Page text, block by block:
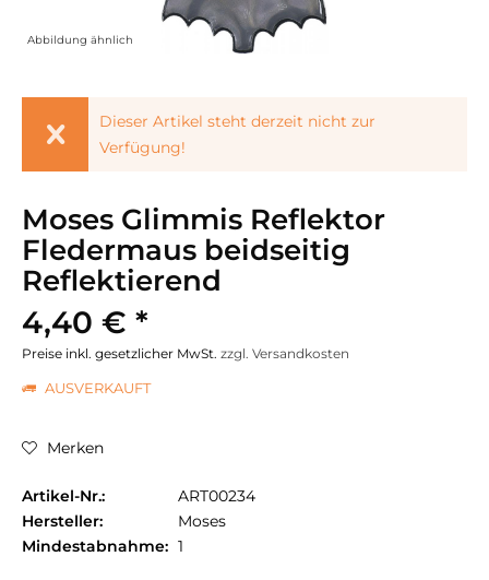
Abbildung ähnlich
Dieser Artikel steht derzeit nicht zur
Verfügung!
Moses Glimmis Reflektor
Fledermaus beidseitig
Reflektierend
4,40 € *
Preise inkl. gesetzlicher MwSt. zzgl. Versandkosten
AUSVERKAUFT
Merken
Artikel-Nr.:
ART00234
Hersteller:
Moses
Mindestabnahme: 1